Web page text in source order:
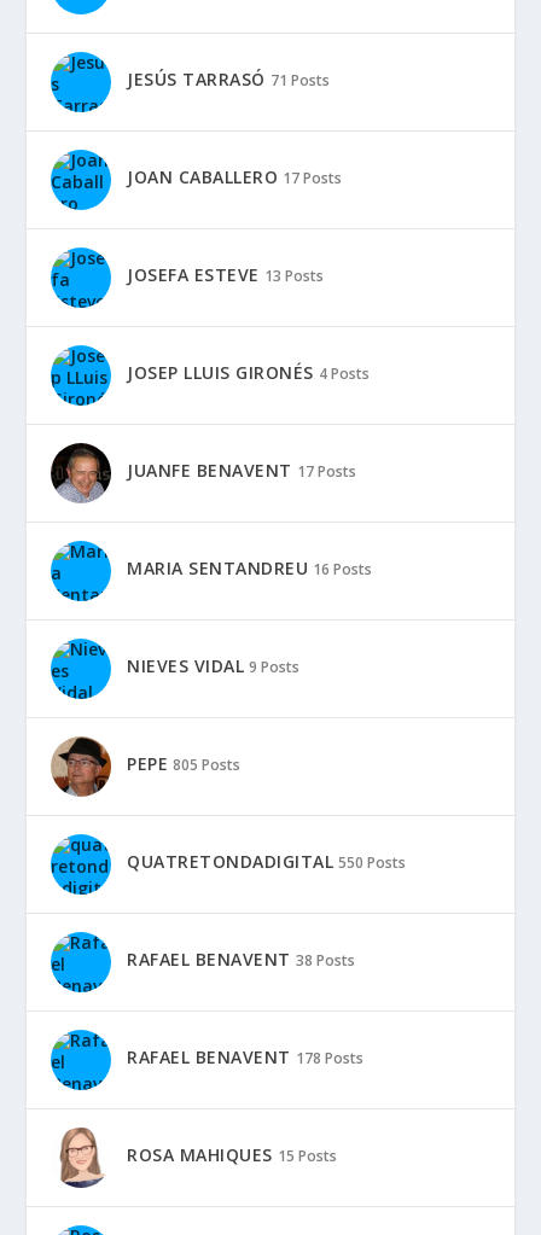
JESÚS TARRASÓ 71 Posts
JOAN CABALLERO 17 Posts
JOSEFA ESTEVE 13 Posts
JOSEP LLUIS GIRONÉS 4 Posts
JUANFE BENAVENT 17 Posts
MARIA SENTANDREU 16 Posts
NIEVES VIDAL 9 Posts
PEPE 805 Posts
QUATRETONDADIGITAL 550 Posts
RAFAEL BENAVENT 38 Posts
RAFAEL BENAVENT 178 Posts
ROSA MAHIQUES 15 Posts